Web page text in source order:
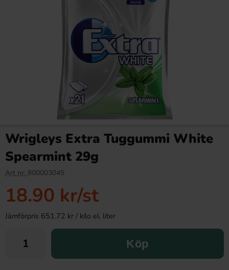
Wrigleys Extra Tuggummi White
Spearmint 29g
Art nr: 800003045
18.90 kr/st
Jämförpris 651.72 kr / kilo el. liter
Köp